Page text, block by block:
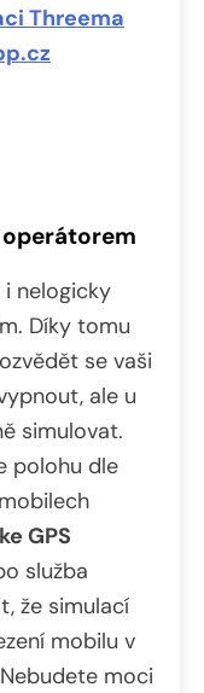
Threema
operátorem
i nelogicky
Díky tomu
se vaši
ale u
simulovat.
polohu dle
GPS
služba
že simulací
mobilu v
moci